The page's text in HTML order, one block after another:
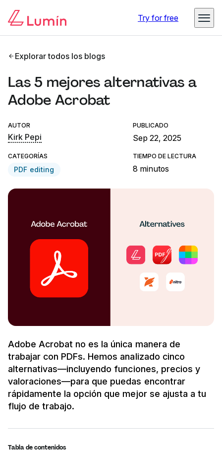
Try for free
Explorar todos los blogs
Las 5 mejores alternativas a
Adobe Acrobat
AUTOR
Kirk Pepi
PUBLICADO
Sep 22, 2025
CATEGORÍAS
PDF editing
TIEMPO DE LECTURA
8 minutos
Adobe Acrobat no es la única manera de
trabajar con PDFs. Hemos analizado cinco
alternativas—incluyendo funciones, precios y
valoraciones—para que puedas encontrar
rápidamente la opción que mejor se ajusta a tu
flujo de trabajo.
Tabla de contenidos